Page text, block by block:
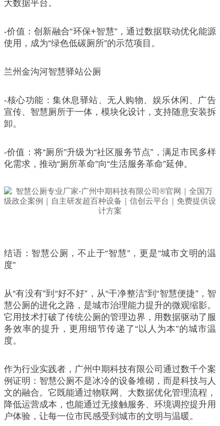
大数据平台。
-价值：创新融合“环保+智慧”，通过数据联动优化能源
使用，成为“绿色低碳厕所”的示范项目。
兰州金沟河智慧驿站公厕
-核心功能：集休息驿站、无人购物、娱乐休闲、广告
宣传、智慧厕所于一体，模块化设计，支持随意安装拆
卸。
-价值：将“厕所”升级为“社区服务节点”，满足市民多样
化需求，推动“厕所革命”向“生活服务革命”延伸。
结语：智慧公厕，不止于“智慧”，更是“城市文明的温
度”
从“有没有”到“好不好”，从“干净整洁”到“智慧便捷”，智
慧公厕的进化之路，是城市治理能力提升的微观缩影。
它用技术打破了传统公厕的管理边界，用数据驱动了服
务效率的提升，更用细节传递了“以人为本”的城市温
度。
作为行业实践者，广州中期科技有限公司通过数千个案
例证明：智慧公厕不是冰冷的设备堆砌，而是科技与人
文的融合。它既能通过物联网、大数据优化管理流程，
降低运营成本，也能通过无接触服务、环境调控提升用
户体验，让每一位市民感受到城市的文明与温暖。